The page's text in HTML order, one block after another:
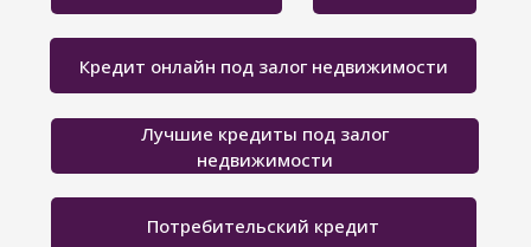
Потребительский кредит
Лучшие кредиты под залог
недвижимости
Кредит онлайн под залог недвижимости